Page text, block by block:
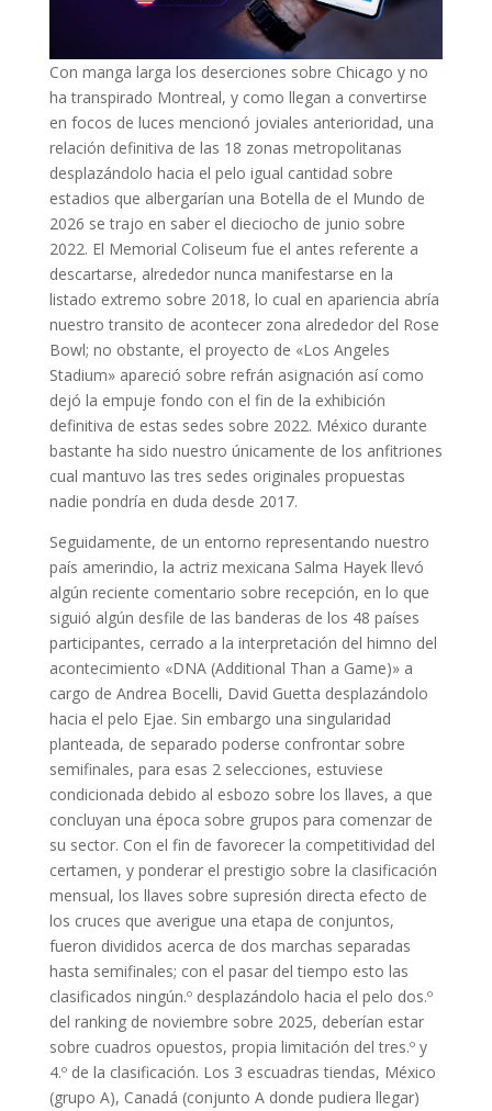
Con manga larga los deserciones sobre Chicago y no
ha transpirado Montreal, y como llegan a convertirse
en focos de luces mencionó joviales anterioridad, una
relación definitiva de las 18 zonas metropolitanas
desplazándolo hacia el pelo igual cantidad sobre
estadios que albergarían una Botella de el Mundo de
2026 se trajo en saber el dieciocho de junio sobre
2022. El Memorial Coliseum fue el antes referente a
descartarse, alrededor nunca manifestarse en la
listado extremo sobre 2018, lo cual en apariencia abría
nuestro transito de acontecer zona alrededor del Rose
Bowl; no obstante, el proyecto de «Los Angeles
Stadium» apareció sobre refrán asignación así­ como
dejó la empuje fondo con el fin de la exhibición
definitiva de estas sedes sobre 2022. México durante
bastante ha sido nuestro únicamente de los anfitriones
cual mantuvo las tres sedes originales propuestas
nadie pondrí­a en duda desde 2017.
Seguidamente, de un entorno representando nuestro
país amerindio, la actriz mexicana Salma Hayek llevó
algún reciente comentario sobre recepción, en lo que
siguió algún desfile de las banderas de los 48 países
participantes, cerrado a la interpretación del himno del
acontecimiento «DNA (Additional Than a Game)» a
cargo de Andrea Bocelli, David Guetta desplazándolo
hacia el pelo Ejae. Sin embargo una singularidad
planteada, de separado poderse confrontar sobre
semifinales, para esas 2 selecciones, estuviese
condicionada debido al esbozo sobre los llaves, a que
concluyan una época sobre grupos para comenzar de
su sector. Con el fin de favorecer la competitividad del
certamen, y ponderar el prestigio sobre la clasificación
mensual, los llaves sobre supresión directa efecto de
los cruces que averigue una etapa de conjuntos,
fueron divididos acerca de dos marchas separadas
hasta semifinales; con el pasar del tiempo esto las
clasificados ningún.º desplazándolo hacia el pelo dos.º
del ranking de noviembre sobre 2025, deberían estar
sobre cuadros opuestos, propia limitación del tres.º y
4.º de la clasificación. Los 3 escuadras tiendas, México
(grupo A), Canadá (conjunto A donde pudiera llegar)